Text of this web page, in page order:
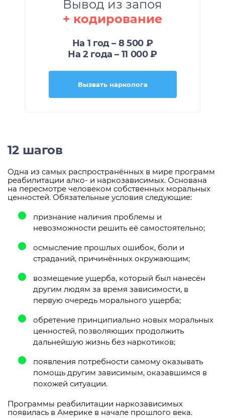
Вывод из запоя
+ кодирование
На 1 год – 8 500 ₽
На 2 года – 11 000 ₽
Вызвать нарколога
12 шагов
Одна из самых распространённых в мире программ
реабилитации алко- и наркозависимых. Основана
на пересмотре человеком собственных моральных
ценностей. Обязательные условия следующие:
признание наличия проблемы и
невозможности решить её самостоятельно;
осмысление прошлых ошибок, боли и
страданий, причинённых окружающим;
возмещение ущерба, который был нанесён
другим людям за время зависимости, в
первую очередь морального ущерба;
обретение принципиально новых моральных
ценностей, позволяющих продолжить
дальнейшую жизнь без наркотиков;
появления потребности самому оказывать
помощь другим зависимым, оказавшимся в
похожей ситуации.
Программы реабилитации наркозависимых
появилась в Америке в начале прошлого века.